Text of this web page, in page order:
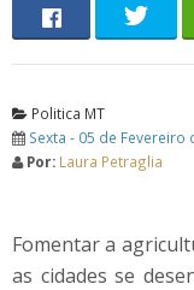
Politica MT
Sexta - 05 de Fevereiro
Por: Laura Petraglia
Fomentar a
as cidades se